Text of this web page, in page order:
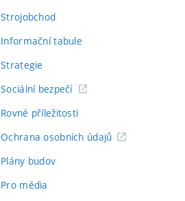
Strojobchod
Informační tabule
Strategie
Sociální bezpečí
Rovné příležitosti
Ochrana osobních údajů
Plány budov
Pro média